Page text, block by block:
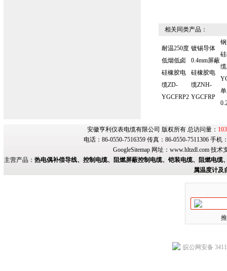
相关同类产品：
耐温250度
低烟低卤
硅橡胶电
缆ZD-
YGCFRP2
镀锡导体
0.4mm屏蔽
硅橡胶电
缆ZNH-
YGCFRP
安徽亨利仪表电缆有限公司 版权所有 总访问量：
电话：86-0550-7516359 传真：86-0550-7511306 手
GoogleSitemap网址： www.hltzdl.com技术
主营产品： 热电偶补偿导线、控制电缆、阻燃屏蔽控制电缆、铠装电缆、阻燃电
属温度计及
皖公网安备